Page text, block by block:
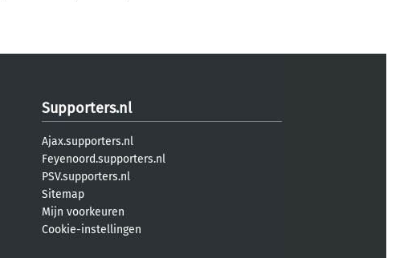
Supporters.nl
Ajax.supporters.nl
Feyenoord.supporters.nl
PSV.supporters.nl
Sitemap
Mijn voorkeuren
Cookie-instellingen